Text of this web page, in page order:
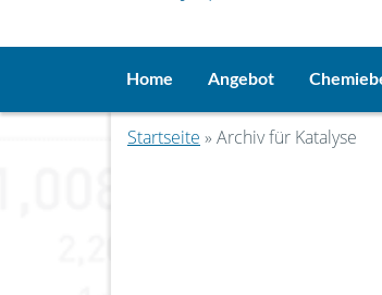
Home Angebot
Startseite » Archiv für Katalyse